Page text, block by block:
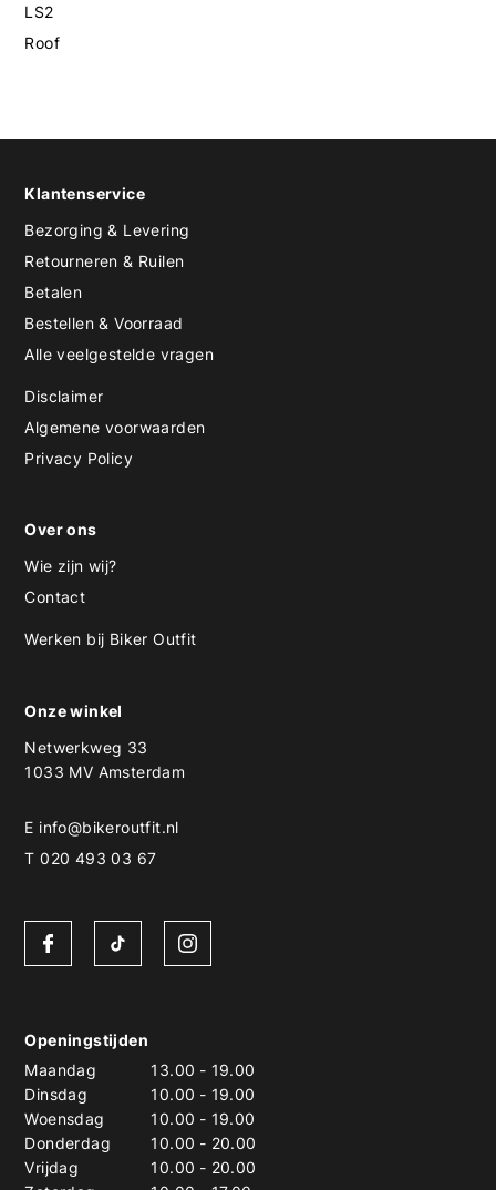
LS2
Roof
Klantenservice
Bezorging & Levering
Retourneren & Ruilen
Betalen
Bestellen & Voorraad
Alle veelgestelde vragen
Disclaimer
Algemene voorwaarden
Privacy Policy
Over ons
Wie zijn wij?
Contact
Werken bij Biker Outfit
Onze winkel
Netwerkweg 33
1033 MV Amsterdam
E info@bikeroutfit.nl
T 020 493 03 67
Openingstijden
Maandag
13.00 - 19.00
Dinsdag
10.00 - 19.00
Woensdag
10.00 - 19.00
Donderdag
10.00 - 20.00
Vrijdag
10.00 - 20.00